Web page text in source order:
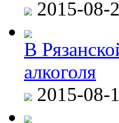
2015-08-
В
алкоголя
2015-08-